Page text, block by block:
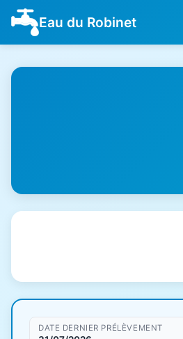
Eau du Robinet
Résultats de qualité
DATE DERNIER PRÉLÈVEMENT